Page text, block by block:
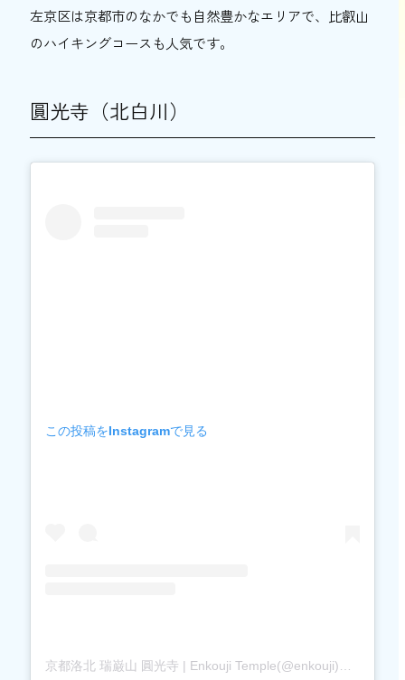
左京区は京都市のなかでも自然豊かなエリアで、比叡山
のハイキングコースも人気です。
圓光寺（北白川）
この投稿をInstagramで見る